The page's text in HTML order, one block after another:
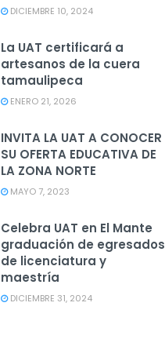
DICIEMBRE 10, 2024
La UAT certificará a
artesanos de la cuera
tamaulipeca
ENERO 21, 2026
INVITA LA UAT A CONOCER
SU OFERTA EDUCATIVA DE
LA ZONA NORTE
MAYO 7, 2023
Celebra UAT en El Mante
graduación de egresados
de licenciatura y
maestría
DICIEMBRE 31, 2024